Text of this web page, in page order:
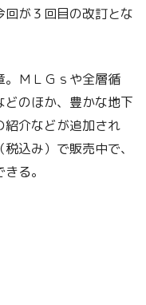
が３回目の改訂とな
ＭＬＧｓや全層循
のほか、豊かな地下
紹介などが追加され
込み）で販売中で、
る。